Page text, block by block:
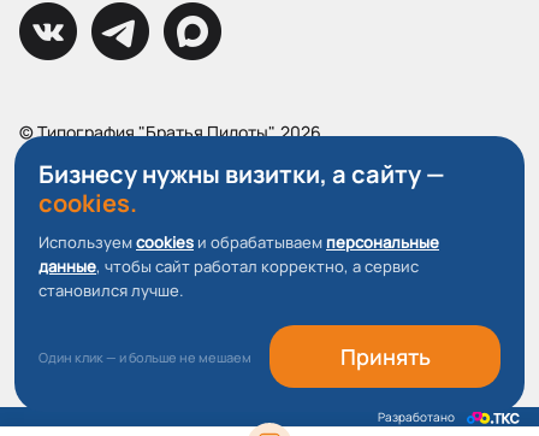
© Типография "Братья Пилоты", 2026
Все права защищены.
Политика конфиденциальности
Пользовательское соглашение
О файлах Cookie
Бизнесу нужны визитки, а сайту —
cookies.
Используемcookies и обрабатываем персональные
данные, чтобы сайт работал корректно, а сервис
становился лучше.
Один клик — и больше не мешаем Принять
Разработано